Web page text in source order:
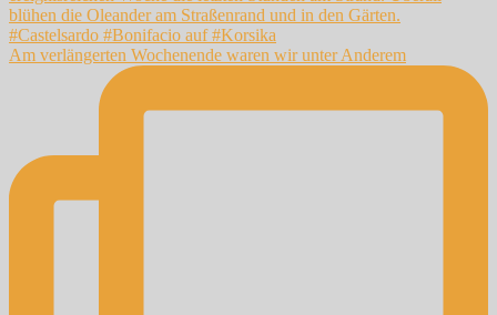
Am verlängerten Wochenende waren wir unter Anderem